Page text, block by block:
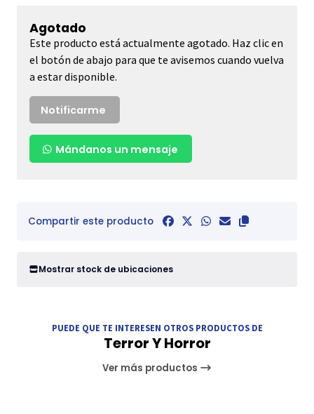
Agotado
Este producto está actualmente agotado. Haz clic en
el botón de abajo para que te avisemos cuando vuelva
a estar disponible.
Notificarme
Mándanos un mensaje
Compartir este producto
Mostrar stock de ubicaciones
PUEDE QUE TE INTERESEN OTROS PRODUCTOS DE
Terror Y Horror
Ver más productos